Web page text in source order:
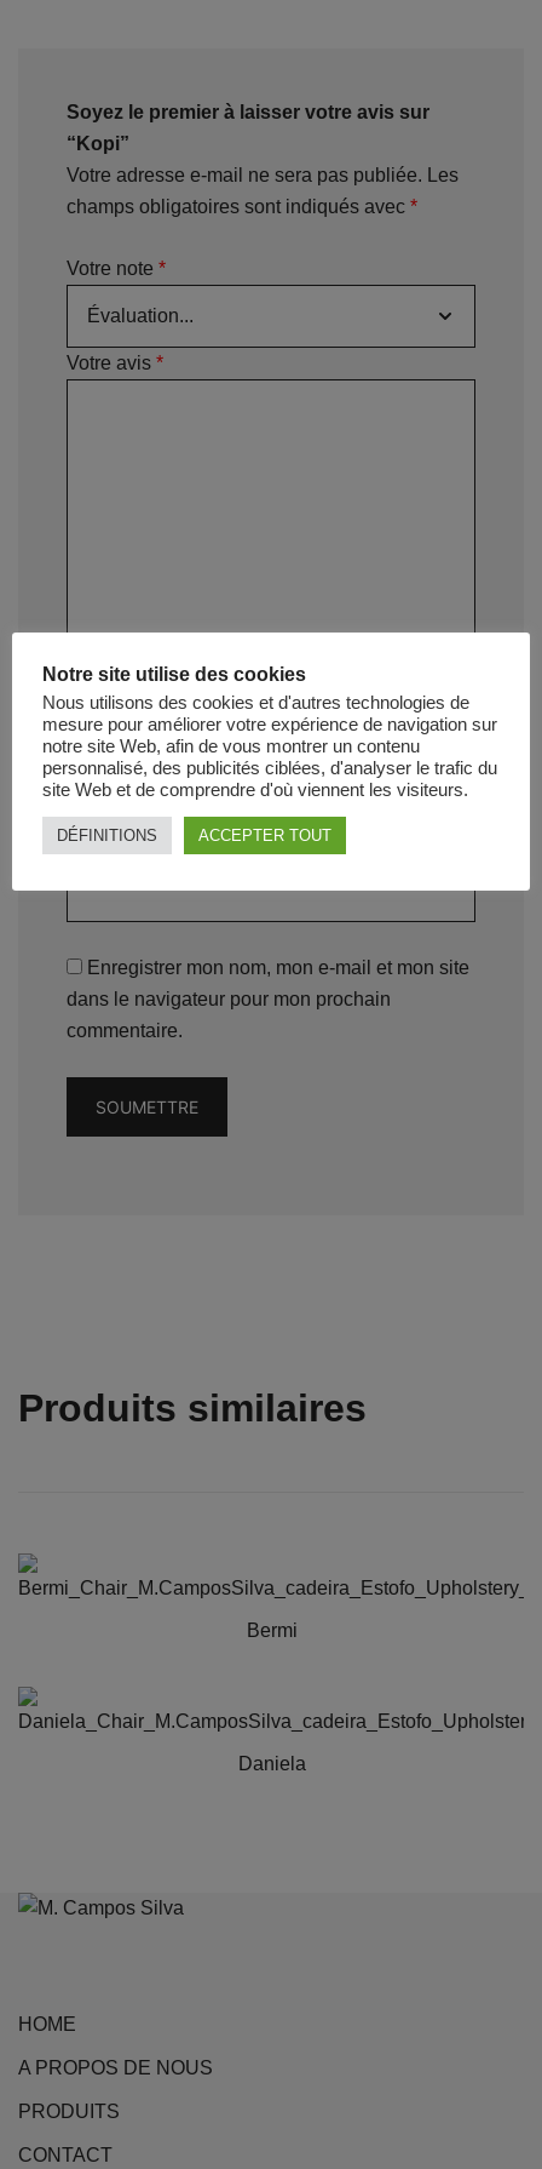
Soyez le premier à laisser votre avis sur
“Kopi”
Votre adresse e-mail ne sera pas publiée.
Les
champs obligatoires sont indiqués avec *
Votre note *
Votre avis *
Nom*
E-mail*
Enregistrer mon nom, mon e-mail et mon site
dans le navigateur pour mon prochain
commentaire.
Produits similaires
Bermi
Daniela
HOME
A PROPOS DE NOUS
PRODUITS
CONTACT
Notre site utilise des cookies
Nous utilisons des cookies et d'autres technologies de
mesure pour améliorer votre expérience de navigation sur
notre site Web, afin de vous montrer un contenu
personnalisé, des publicités ciblées, d'analyser le trafic du
site Web et de comprendre d'où viennent les visiteurs.
DÉFINITIONS ACCEPTER TOUT